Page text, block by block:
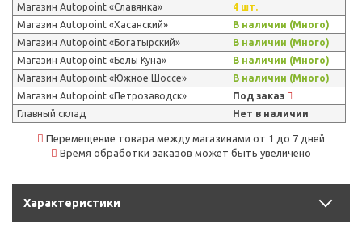
Магазин Autopoint «Славянка»
4 шт.
Магазин Autopoint «Хасанский»
В наличии (Много)
Магазин Autopoint «Богатырский»
В наличии (Много)
Магазин Autopoint «Белы Куна»
В наличии (Много)
Магазин Autopoint «Южное Шоссе»
В наличии (Много)
Магазин Autopoint «Петрозаводск»
Под заказ
Главный склад
Нет в наличии
Перемещение товара между магазинами от 1 до 7 дней
Время обработки заказов может быть увеличено
Характеристики